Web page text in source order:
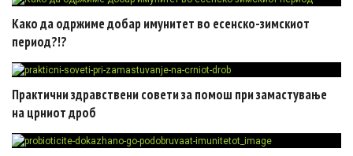
Како да одржиме добар имунитет во есенско-зимскиот
период?!?
Практични здравствени совети за помош при замастување
на црниот дроб